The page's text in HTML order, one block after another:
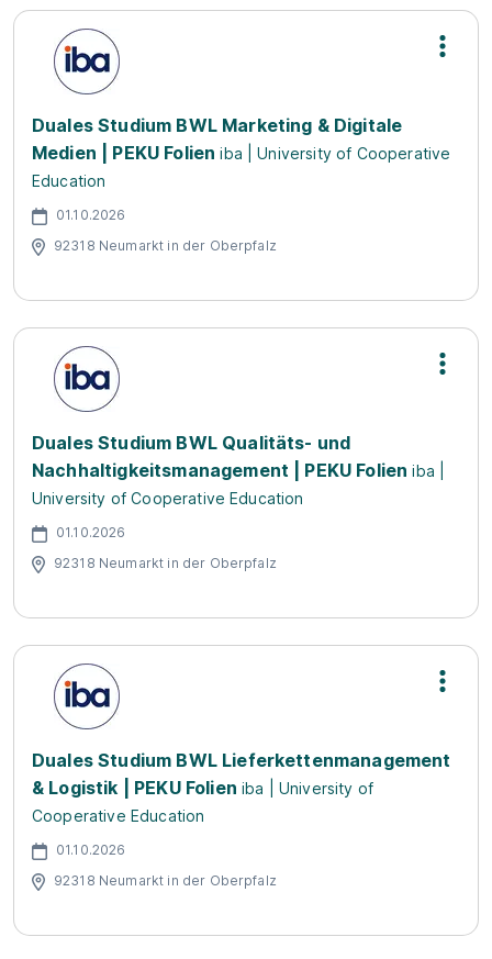
Duales Studium BWL Marketing & Digitale
Medien | PEKU Folien iba | University of Cooperative
Education
01.10.2026
92318 Neumarkt in der Oberpfalz
Duales Studium BWL Qualitäts- und
Nachhaltigkeitsmanagement | PEKU Folien iba |
University of Cooperative Education
01.10.2026
92318 Neumarkt in der Oberpfalz
Duales Studium BWL Lieferkettenmanagement
& Logistik | PEKU Folien iba | University of
Cooperative Education
01.10.2026
92318 Neumarkt in der Oberpfalz